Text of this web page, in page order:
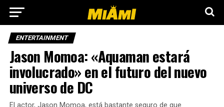
ENTERTAINMENT
Jason Momoa: «Aquaman estará
involucrado» en el futuro del nuevo
universo de DC
El actor, Jason Momoa, está bastante seguro de que